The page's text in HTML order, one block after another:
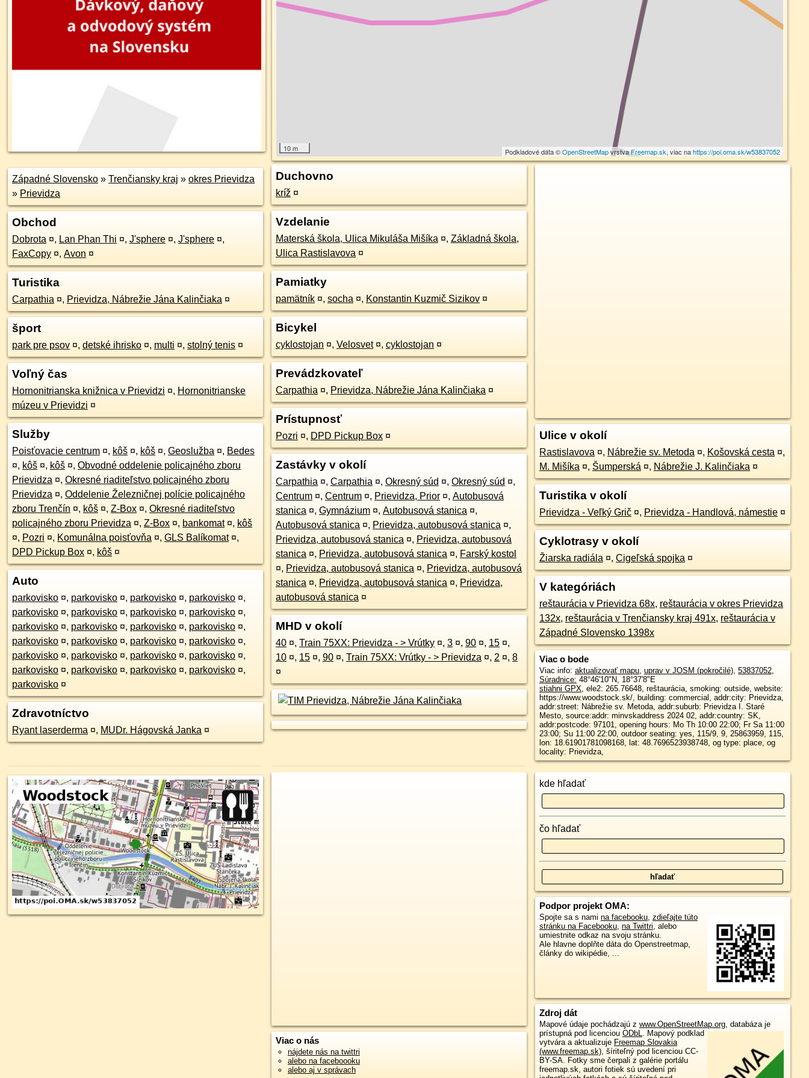
10 m Podkladové dáta ©OpenStreetMapvrstvaFreemap.sk, viac nahttps://poi.oma.sk/w53837052
Západné Slovensko » Trenčiansky kraj » okres Prievidza
» Prievidza
Obchod
Dobrota ¤, Lan Phan Thi ¤, J'sphere ¤, J'sphere ¤,
FaxCopy ¤, Avon ¤
Turistika
Carpathia ¤, Prievidza, Nábrežie Jána Kalinčiaka ¤
šport
park pre psov ¤, detské ihrisko ¤, multi ¤, stolný tenis ¤
Voľný čas
Hornonitrianska knižnica v Prievidzi ¤, Hornonitrianske
múzeu v Prievidzi ¤
Služby
Poisťovacie centrum ¤, kôš ¤, kôš ¤, Geoslužba ¤, Bedes
¤, kôš ¤, kôš ¤, Obvodné oddelenie policajného zboru
Prievidza ¤, Okresné riaditeľstvo policajného zboru
Prievidza ¤, Oddelenie Železničnej polície policajného
zboru Trenčín ¤, kôš ¤, Z-Box ¤, Okresné riaditeľstvo
policajného zboru Prievidza ¤, Z-Box ¤, bankomat ¤, kôš
¤, Pozri ¤, Komunálna poisťovňa ¤, GLS Balíkomat ¤,
DPD Pickup Box ¤, kôš ¤
Auto
parkovisko ¤, parkovisko ¤, parkovisko ¤, parkovisko ¤,
parkovisko ¤, parkovisko ¤, parkovisko ¤, parkovisko ¤,
parkovisko ¤, parkovisko ¤, parkovisko ¤, parkovisko ¤,
parkovisko ¤, parkovisko ¤, parkovisko ¤, parkovisko ¤,
parkovisko ¤, parkovisko ¤, parkovisko ¤, parkovisko ¤,
parkovisko ¤, parkovisko ¤, parkovisko ¤, parkovisko ¤,
parkovisko ¤
Zdravotníctvo
Ryant laserderma ¤, MUDr. Hágovská Janka ¤
Duchovno
kríž ¤
Vzdelanie
Materská škola, Ulica Mikuláša Mišíka ¤, Základná škola,
Ulica Rastislavova ¤
Pamiatky
pamätník ¤, socha ¤, Konstantin Kuzmič Sizikov ¤
Bicykel
cyklostojan ¤, Velosvet ¤, cyklostojan ¤
Prevádzkovateľ
Carpathia ¤, Prievidza, Nábrežie Jána Kalinčiaka ¤
Prístupnosť
Pozri ¤, DPD Pickup Box ¤
Zastávky v okolí
Carpathia ¤, Carpathia ¤, Okresný súd ¤, Okresný súd ¤,
Centrum ¤, Centrum ¤, Prievidza, Prior ¤, Autobusová
stanica ¤, Gymnázium ¤, Autobusová stanica ¤,
Autobusová stanica ¤, Prievidza, autobusová stanica ¤,
Prievidza, autobusová stanica ¤, Prievidza, autobusová
stanica ¤, Prievidza, autobusová stanica ¤, Farský kostol
¤, Prievidza, autobusová stanica ¤, Prievidza, autobusová
stanica ¤, Prievidza, autobusová stanica ¤, Prievidza,
autobusová stanica ¤
MHD v okolí
40 ¤, Train 75XX: Prievidza - > Vrútky ¤, 3 ¤, 90 ¤, 15 ¤,
10 ¤, 15 ¤, 90 ¤, Train 75XX: Vrútky - > Prievidza ¤, 2 ¤, 8
¤
Ulice v okolí
Rastislavova ¤, Nábrežie sv. Metoda ¤, Košovská cesta ¤,
M. Mišíka ¤, Šumperská ¤, Nábrežie J. Kalinčiaka ¤
Turistika v okolí
Prievidza - Veľký Grič ¤, Prievidza - Handlová, námestie ¤
Cyklotrasy v okolí
Žiarska radiála ¤, Cigeľská spojka ¤
V kategóriách
reštaurácia v Prievidza 68x, reštaurácia v okres Prievidza
132x, reštaurácia v Trenčiansky kraj 491x, reštaurácia v
Západné Slovensko 1398x
Viac o bode
Viac info: aktualizovať mapu, uprav v JOSM (pokročilé), 53837052,
Súradnice: 48°46'10"N, 18°37'8"E
stiahni GPX, ele2: 265.76648, reštaurácia, smoking: outside, website:
https://www.woodstock.sk/, building: commercial, addr:city: Prievidza,
addr:street: Nábrežie sv. Metoda, addr:suburb: Prievidza I. Staré
Mesto, source:addr: minvskaddress 2024 02, addr:country: SK,
addr:postcode: 97101, opening hours: Mo Th 10:00 22:00; Fr Sa 11:00
23:00; Su 11:00 22:00, outdoor seating: yes, 115/9, 9, 25863959, 115,
lon: 18.61901781098168, lat: 48.7696523938748, og type: place, og
locality: Prievidza,
Viac o nás
nájdete nás na twittri
alebo na faceboooku
alebo aj v správach
kde hľadať
čo hľadať
Podpor projekt OMA:
Spojte sa s nami na facebooku, zdieľajte túto
stránku na Facebooku, na Twittri, alebo
umiestnite odkaz na svoju stránku.
Ale hlavne doplňte dáta do Openstreetmap,
články do wikipédie, ...
Zdroj dát
Mapové údaje pochádzajú z www.OpenStreetMap.org, databáza je
prístupná pod licenciou ODbL. Mapový podklad
vytvára a aktualizuje Freemap Slovakia
(www.freemap.sk), šíriteľný pod licenciou CC-
BY-SA. Fotky sme čerpali z galérie portálu
freemap.sk, autori fotiek sú uvedení pri